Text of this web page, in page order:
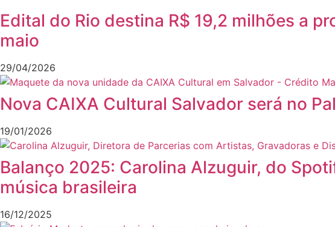
Edital do Rio destina R$ 19,2 milhões a
maio
29/04/2026
Nova CAIXA Cultural Salvador será no
19/01/2026
Balanço 2025: Carolina Alzuguir, do
música brasileira
16/12/2025